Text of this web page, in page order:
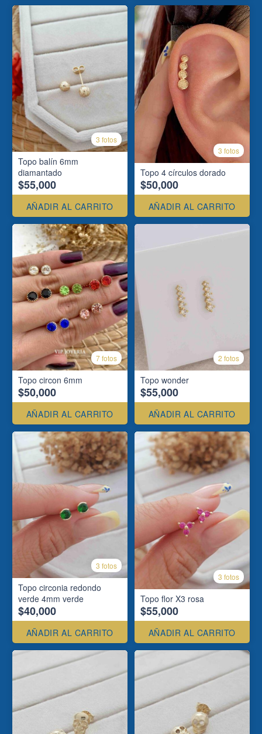
3 fotos
Topo balín 6mm
diamantado
$55,000
AÑADIR AL CARRITO
3 fotos
Topo 4 círculos dorado
$50,000
AÑADIR AL CARRITO
7 fotos
Topo circon 6mm
$50,000
AÑADIR AL CARRITO
2 fotos
Topo wonder
$55,000
AÑADIR AL CARRITO
3 fotos
Topo circonia redondo
verde 4mm verde
$40,000
AÑADIR AL CARRITO
3 fotos
Topo flor X3 rosa
$55,000
AÑADIR AL CARRITO